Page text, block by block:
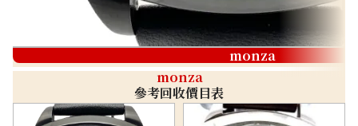
monza
monza
參考回收價目表